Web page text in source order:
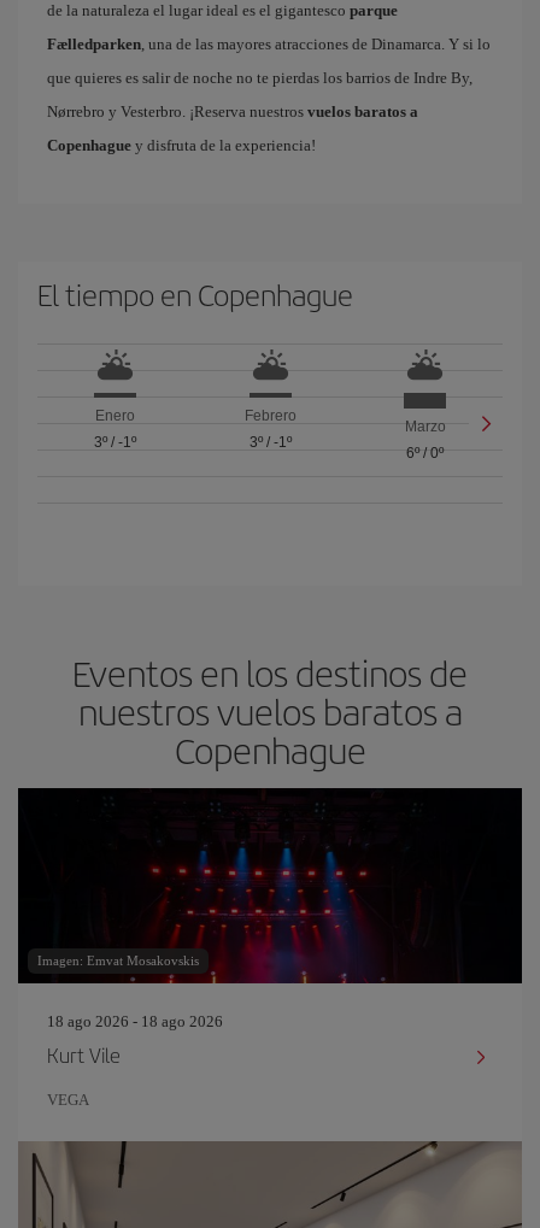
de la naturaleza el lugar ideal es el gigantesco parque
Fælledparken, una de las mayores atracciones de Dinamarca. Y si lo
que quieres es salir de noche no te pierdas los barrios de Indre By,
Nørrebro y Vesterbro. ¡Reserva nuestros vuelos baratos a
Copenhague y disfruta de la experiencia!
El tiempo en Copenhague
Enero
3º/ -1º
Febrero
3º/ -1º
Marzo
6º/0º
Eventos en los destinos de
nuestros vuelos baratos a
Copenhague
Imagen: Emvat Mosakovskis
18 ago 2026 - 18 ago 2026
Kurt Vile
VEGA